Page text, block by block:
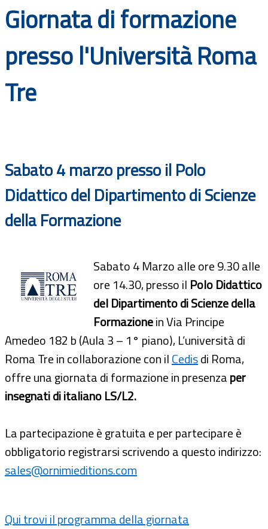
Bandi
Guide
Giornata di formazione
presso l'Università Roma
Tre
Sabato 4 marzo presso il Polo
Didattico del Dipartimento di Scienze
della Formazione
Sabato 4 Marzo alle ore 9.30 alle
ore 14.30, presso il Polo Didattico
del Dipartimento di Scienze della
FormazioneinVia Principe
Amedeo 182 b (Aula 3 – 1° piano), L’università di
Roma Tre in collaborazione con ilCedisdi Roma,
offre una giornata di formazione in presenzaper
insegnati di italiano LS/L2.
La partecipazione è gratuita e per partecipare è
obbligatorio registrarsi scrivendo a questo indirizzo:
sales@ornimieditions.com
Qui trovi il programma della giornata